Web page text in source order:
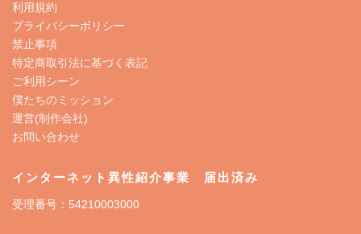
利用規約
プライバシーポリシー
禁止事項
特定商取引法に基づく表記
ご利用シーン
僕たちのミッション
運営(制作会社)
お問い合わせ
インターネット異性紹介事業 届出済み
受理番号：54210003000